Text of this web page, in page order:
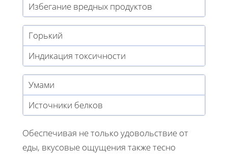
Избегание вредных продуктов
Горький
Индикация токсичности
Умами
Источники белков
Обеспечивая не только удовольствие от
еды, вкусовые ощущения также тесно